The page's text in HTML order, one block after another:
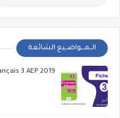
الــمـــواضــيع الشائعة
3 AEP 2019